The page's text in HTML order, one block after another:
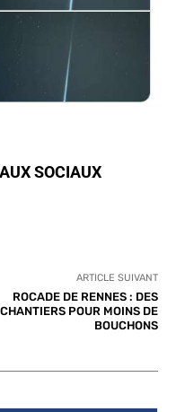
SOCIAUX
ARTICLE SUIVANT
ROCADE DE RENNES : DES
CHANTIERS POUR MOINS DE
BOUCHONS